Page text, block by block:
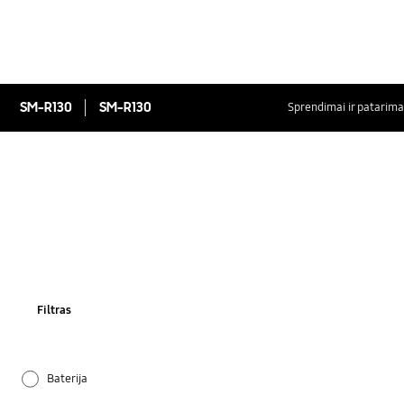
SM-R130 SM-R130 Sprendimai ir
Filtras
Baterija